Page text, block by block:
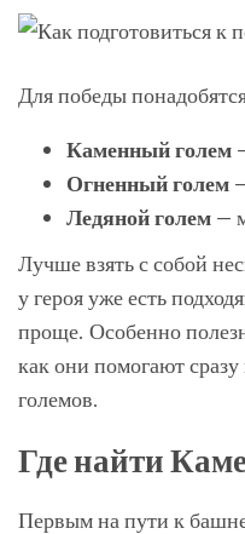
Для победы
Каменный голем
Огненный голем
Ледяной голем —
Лучше взять с собой
у героя уже есть
проще. Особенно
как они помогают
големов.
Где найти
Первым на пути к